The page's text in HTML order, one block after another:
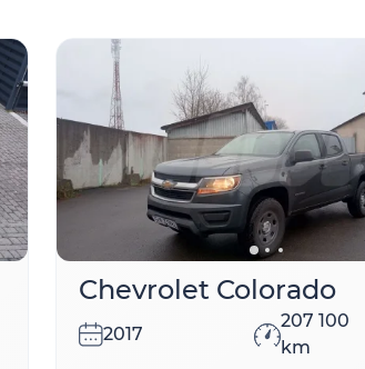
Chevrolet Colorado
2017
207 100
km